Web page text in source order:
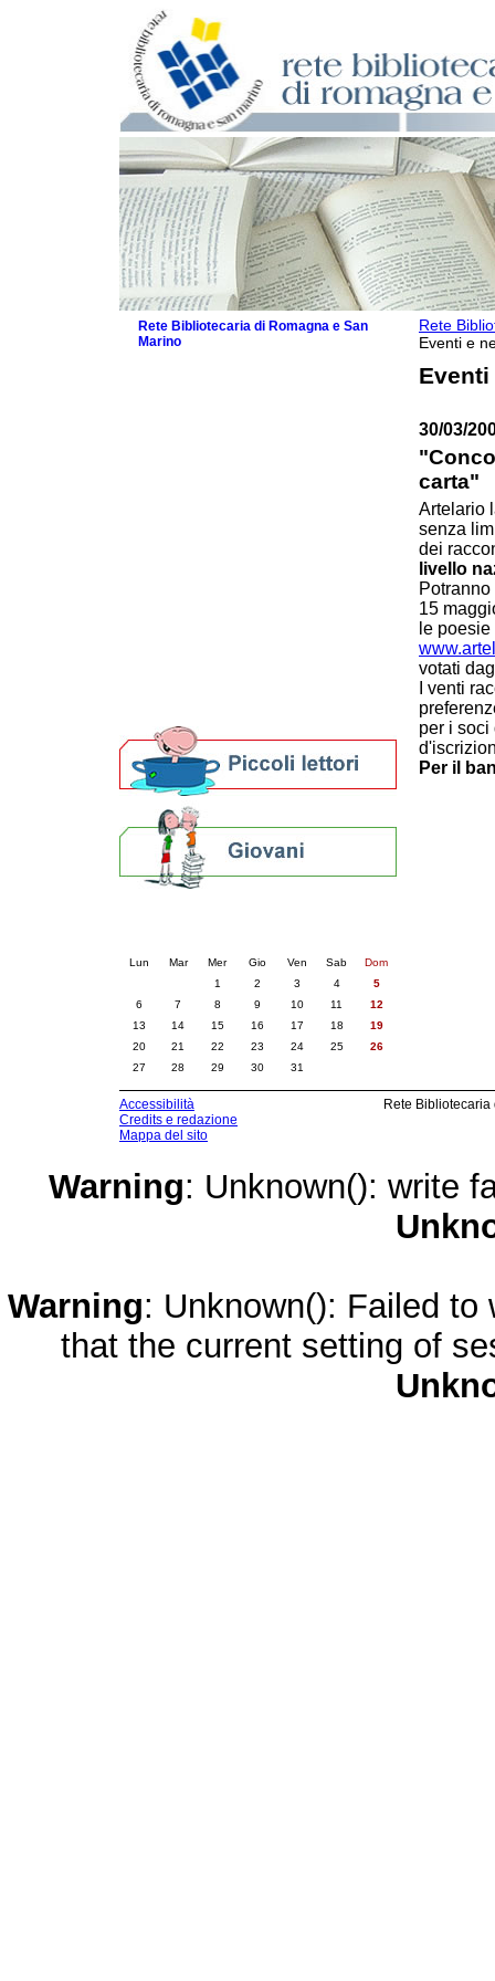
Rete
Eventi e
Eventi
30/03/
carta"
Artelario
senza
dei
livello
15
le
votati
I venti
per i soci
Per il
Rete Bibliotecaria di Romagna e San
Marino
Lun Mar Mer Gio Ven Sab
Dom
1
2 3 4
5
6
7 8 9 10 11
12
13
14 15 16 17 18
19
20
21 22 23 24 25
26
27
28 29 30 31
Accessibilità
Credits e redazione
Mappa del sito
Rete
Warning: Unknown(): write
Warning: Unknown(): Failed
that the current setting of